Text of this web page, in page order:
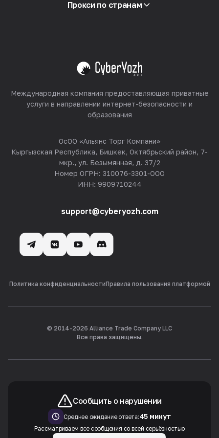
Реселлинг
Прокси по странам
Смотреть все
Международная компания предоставляющая приватные
услуги в направлении интернет-безопасности и
образования
ОсОО «Альянс Торг Компани»
Кыргызская Республика, Бишкек, Октябрьский район, 7-
мкр., ул. Безымянная, д. 37/2
Номер ОГРН: 310076-3301-ООО
ИНН: 9909710244
support@cyberyozh.com
Политика конфиденциальностиПравила пользования платформой
© 2014-2026 Alliance Trade Company LLC
Все права защищены.
Сообщить о нарушении
Среднее ожидание ответа:45 минут
Рассматриваем все сообщения со всей серьёзностью